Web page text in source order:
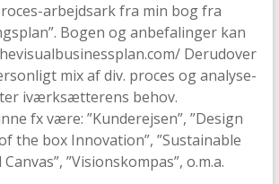
arbejdsark fra min bog fra
Bogen og anbefalinger kan
Derudover
mix af div. proces og analyse-
iværksætterens behov.
fx være: ”Kunderejsen”, ”Design
the box Innovation”, ”Sustainable
”Visionskompas”, o.m.a.